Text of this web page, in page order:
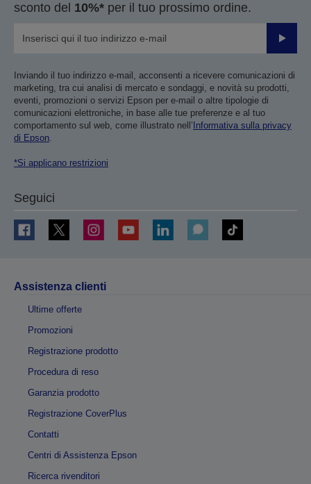
sconto del 10%* per il tuo prossimo ordine.
Invia
Inviando il tuo indirizzo e-mail, acconsenti a ricevere comunicazioni di
marketing, tra cui analisi di mercato e sondaggi, e novità su prodotti,
eventi, promozioni o servizi Epson per e-mail o altre tipologie di
comunicazioni elettroniche, in base alle tue preferenze e al tuo
comportamento sul web, come illustrato nell’ Informativa sulla privacy
di Epson.
*Si applicano restrizioni
Seguici
Assistenza clienti
Ultime offerte
Promozioni
Registrazione prodotto
Procedura di reso
Garanzia prodotto
Registrazione CoverPlus
Contatti
Centri di Assistenza Epson
Ricerca rivenditori